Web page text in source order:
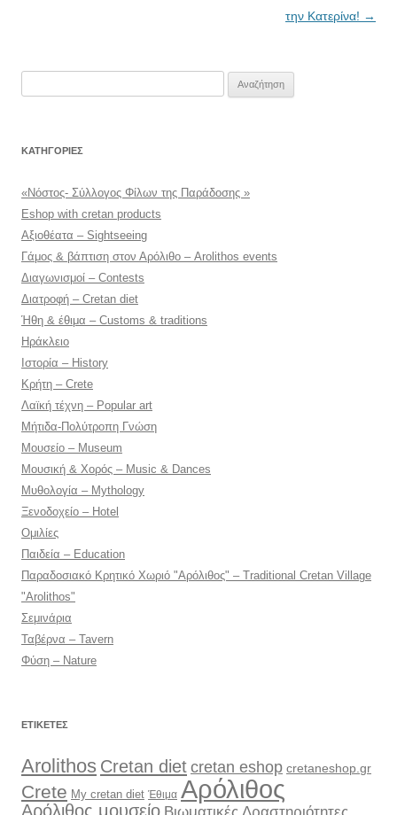
την Κατερίνα! →
KΑΤΗΓΟΡΊΕΣ
«Νόστος- Σύλλογος Φίλων της Παράδοσης »
Eshop with cretan products
Αξιοθέατα – Sightseeing
Γάμος & βάπτιση στον Αρόλιθο – Arolithos events
Διαγωνισμοί – Contests
Διατροφή – Cretan diet
Ήθη & έθιμα – Customs & traditions
Ηράκλειο
Ιστορία – History
Κρήτη – Crete
Λαϊκή τέχνη – Popular art
Μήτιδα-Πολύτροπη Γνώση
Μουσείο – Museum
Μουσική & Χορός – Music & Dances
Μυθολογία – Mythology
Ξενοδοχείο – Hotel
Ομιλίες
Παιδεία – Education
Παραδοσιακό Κρητικό Χωριό "Αρόλιθος" – Traditional Cretan Village
"Arolithos"
Σεμινάρια
Ταβέρνα – Tavern
Φύση – Nature
ΕΤΙΚΈΤΕΣ
Arolithos Cretan dietcretan eshop cretaneshop.gr
Crete My cretan diet Έθιμα Αρόλιθος
Αρόλιθος μουσείο